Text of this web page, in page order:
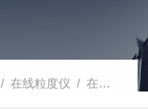
/在线粒度仪 /在线激光粒度仪